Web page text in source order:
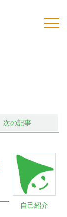
次の記事
自己紹介